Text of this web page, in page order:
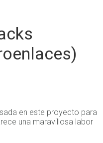
en este proyecto para
una maravillosa labor